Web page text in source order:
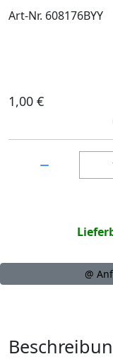
Art-Nr. 608176BYY
1,00 €
@